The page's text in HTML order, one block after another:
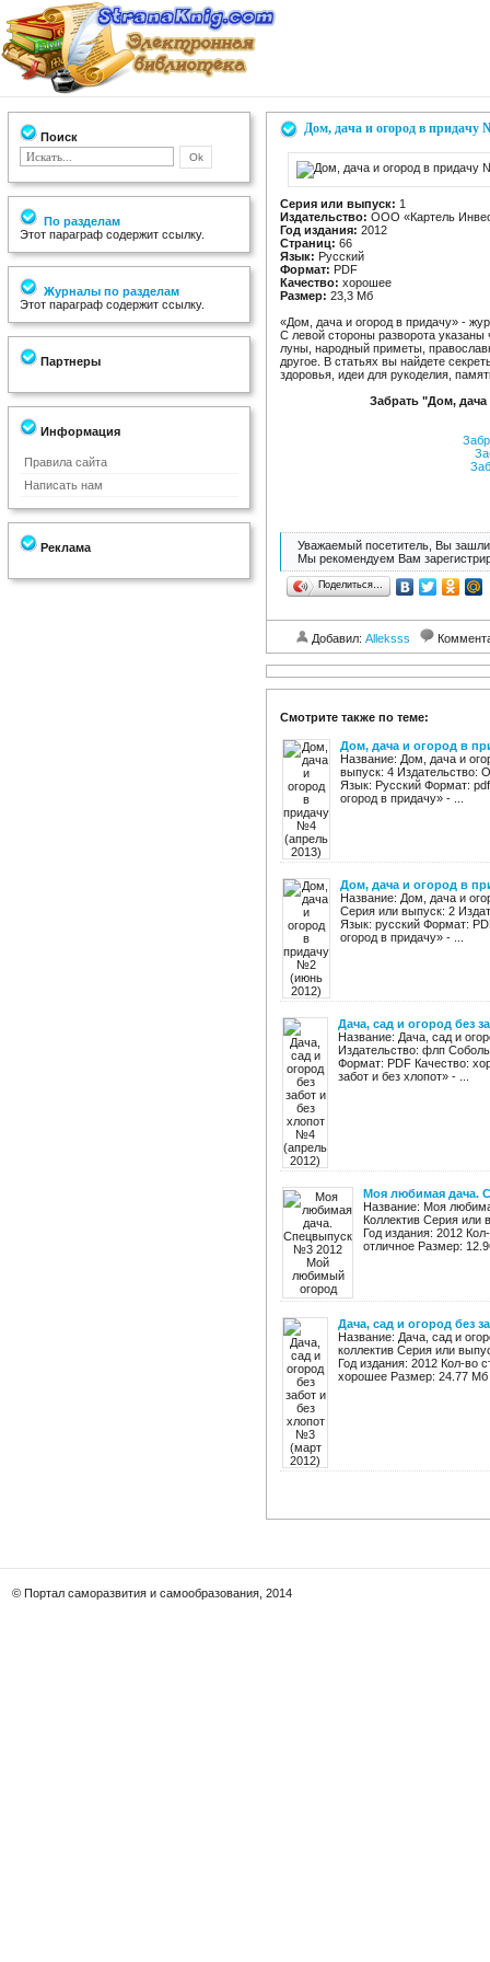
Поиск
По разделам
Этот параграф содержит ссылку.
Журналы по разделам
Этот параграф содержит ссылку.
Партнеры
Информация
Правила сайта
Написать нам
Реклама
Дом, дача и огород в придачу
Серия или выпуск: 1
Издательство: ООО «Картель
Год издания: 2012
Страниц: 66
Язык: Русский
Формат: PDF
Качество: хорошее
Размер: 23,3 Мб
«Дом, дача и огород в придачу» -
С левой стороны разворота
луны, народный приметы,
другое. В статьях вы найдете
здоровья, идеи для рукоделия,
Забрать "Дом,
Уважаемый посетитель, Вы зашли
Мы рекомендуем Вам
Поделиться…
Добавил: Alleksss
Смотрите также по теме:
Дом, дача и огород в
Название: Дом, дача и
выпуск: 4 Издательство:
Язык: Русский Формат:
огород в придачу» - ...
Дом, дача и огород в
Название: Дом, дача и
Серия или выпуск: 2
Язык: русский Формат:
огород в придачу» - ...
Дача, сад и огород без
Название: Дача, сад и
Издательство: флп
Формат: PDF Качество:
забот и без хлопот» - ...
Моя любимая дача.
Название: Моя
Коллектив Серия
Год издания: 2012
отличное Размер:
Дача, сад и огород без
Название: Дача, сад и
коллектив Серия или
Год издания: 2012 Кол-во
хорошее Размер: 24.77 Мб
© Портал саморазвития и самообразования, 2014